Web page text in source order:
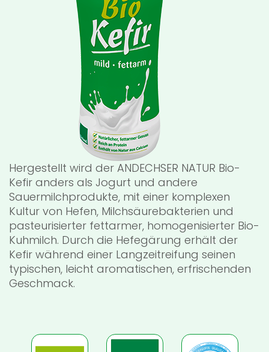
Hergestellt wird der ANDECHSER NATUR Bio-
Kefir anders als Jogurt und andere
Sauermilchprodukte, mit einer komplexen
Kultur von Hefen, Milchsäurebakterien und
pasteurisierter fettarmer, homogenisierter Bio-
Kuhmilch. Durch die Hefegärung erhält der
Kefir während einer Langzeitreifung seinen
typischen, leicht aromatischen, erfrischenden
Geschmack.